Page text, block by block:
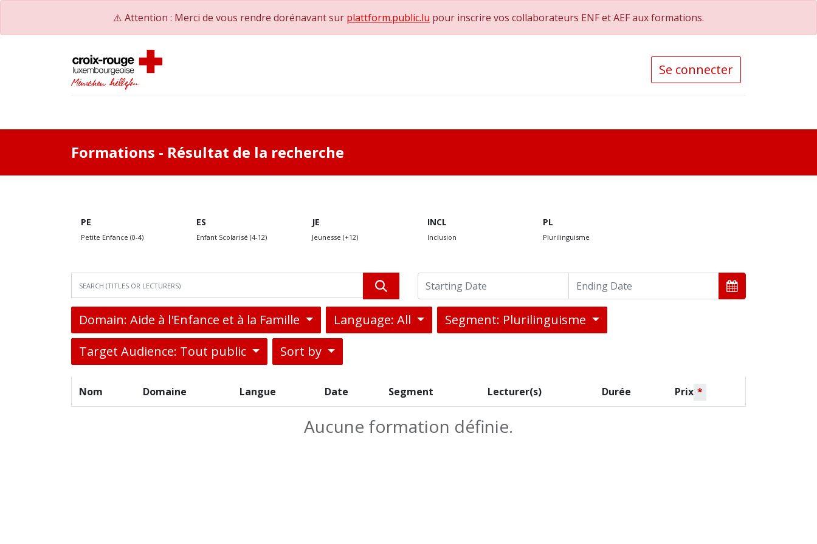
⚠️ Attention : Merci de vous rendre dorénavant sur plattform.public.lu pour inscrire vos collaborateurs ENF et AEF aux formations.
Se connecter
Formations - Résultat de la recherche
PE
Petite Enfance (0-4)
ES
Enfant Scolarisé (4-12)
JE
Jeunesse (+12)
INCL
Inclusion
PL
Plurilinguisme
Domain: Aide à l'Enfance et à la Famille Language: All
Segment: Plurilinguisme
Target Audience: Tout public
Sort by
Nom Domaine Langue Date Segment Lecturer(s) Durée Prix *
Aucune formation définie.